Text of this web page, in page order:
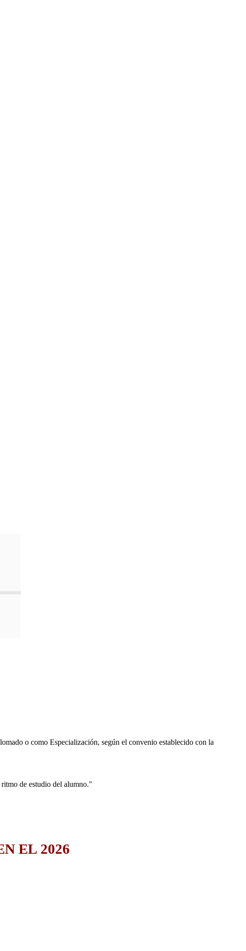
o como Especialización, según el convenio establecido con la
de estudio del alumno."
EL 2026